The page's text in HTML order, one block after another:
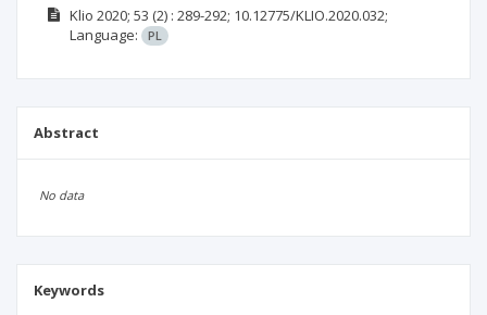
Klio 2020; 53 (2) : 289-292; 10.12775/KLIO.2020.032;
Language:
PL
Abstract
No data
Keywords